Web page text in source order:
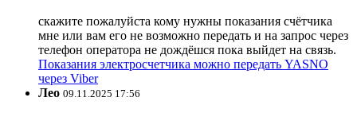
скажите пожалуйста кому нужны показания счётчика
мне или вам его не возможно передать и на запрос через
телефон оператора не дождёшся пока выйдет на связь.
Показания электросчетчика можно передать YASNO
через Viber
Лео 09.11.2025 17:56